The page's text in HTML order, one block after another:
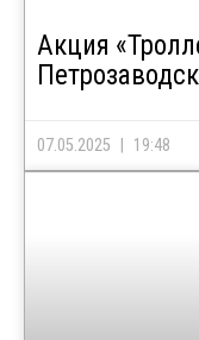
Акция
07.05.2025 19:48